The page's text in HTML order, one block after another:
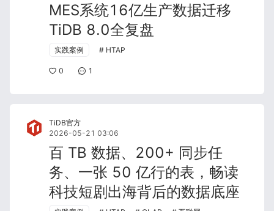
MES系统16亿生产数据迁移
TiDB 8.0全复盘
实践案例 HTAP
0 1
TiDB官方
2026-05-21 03:06
百 TB 数据、200+ 同步任
务、一张 50 亿行的表，畅读
科技短剧出海背后的数据底座